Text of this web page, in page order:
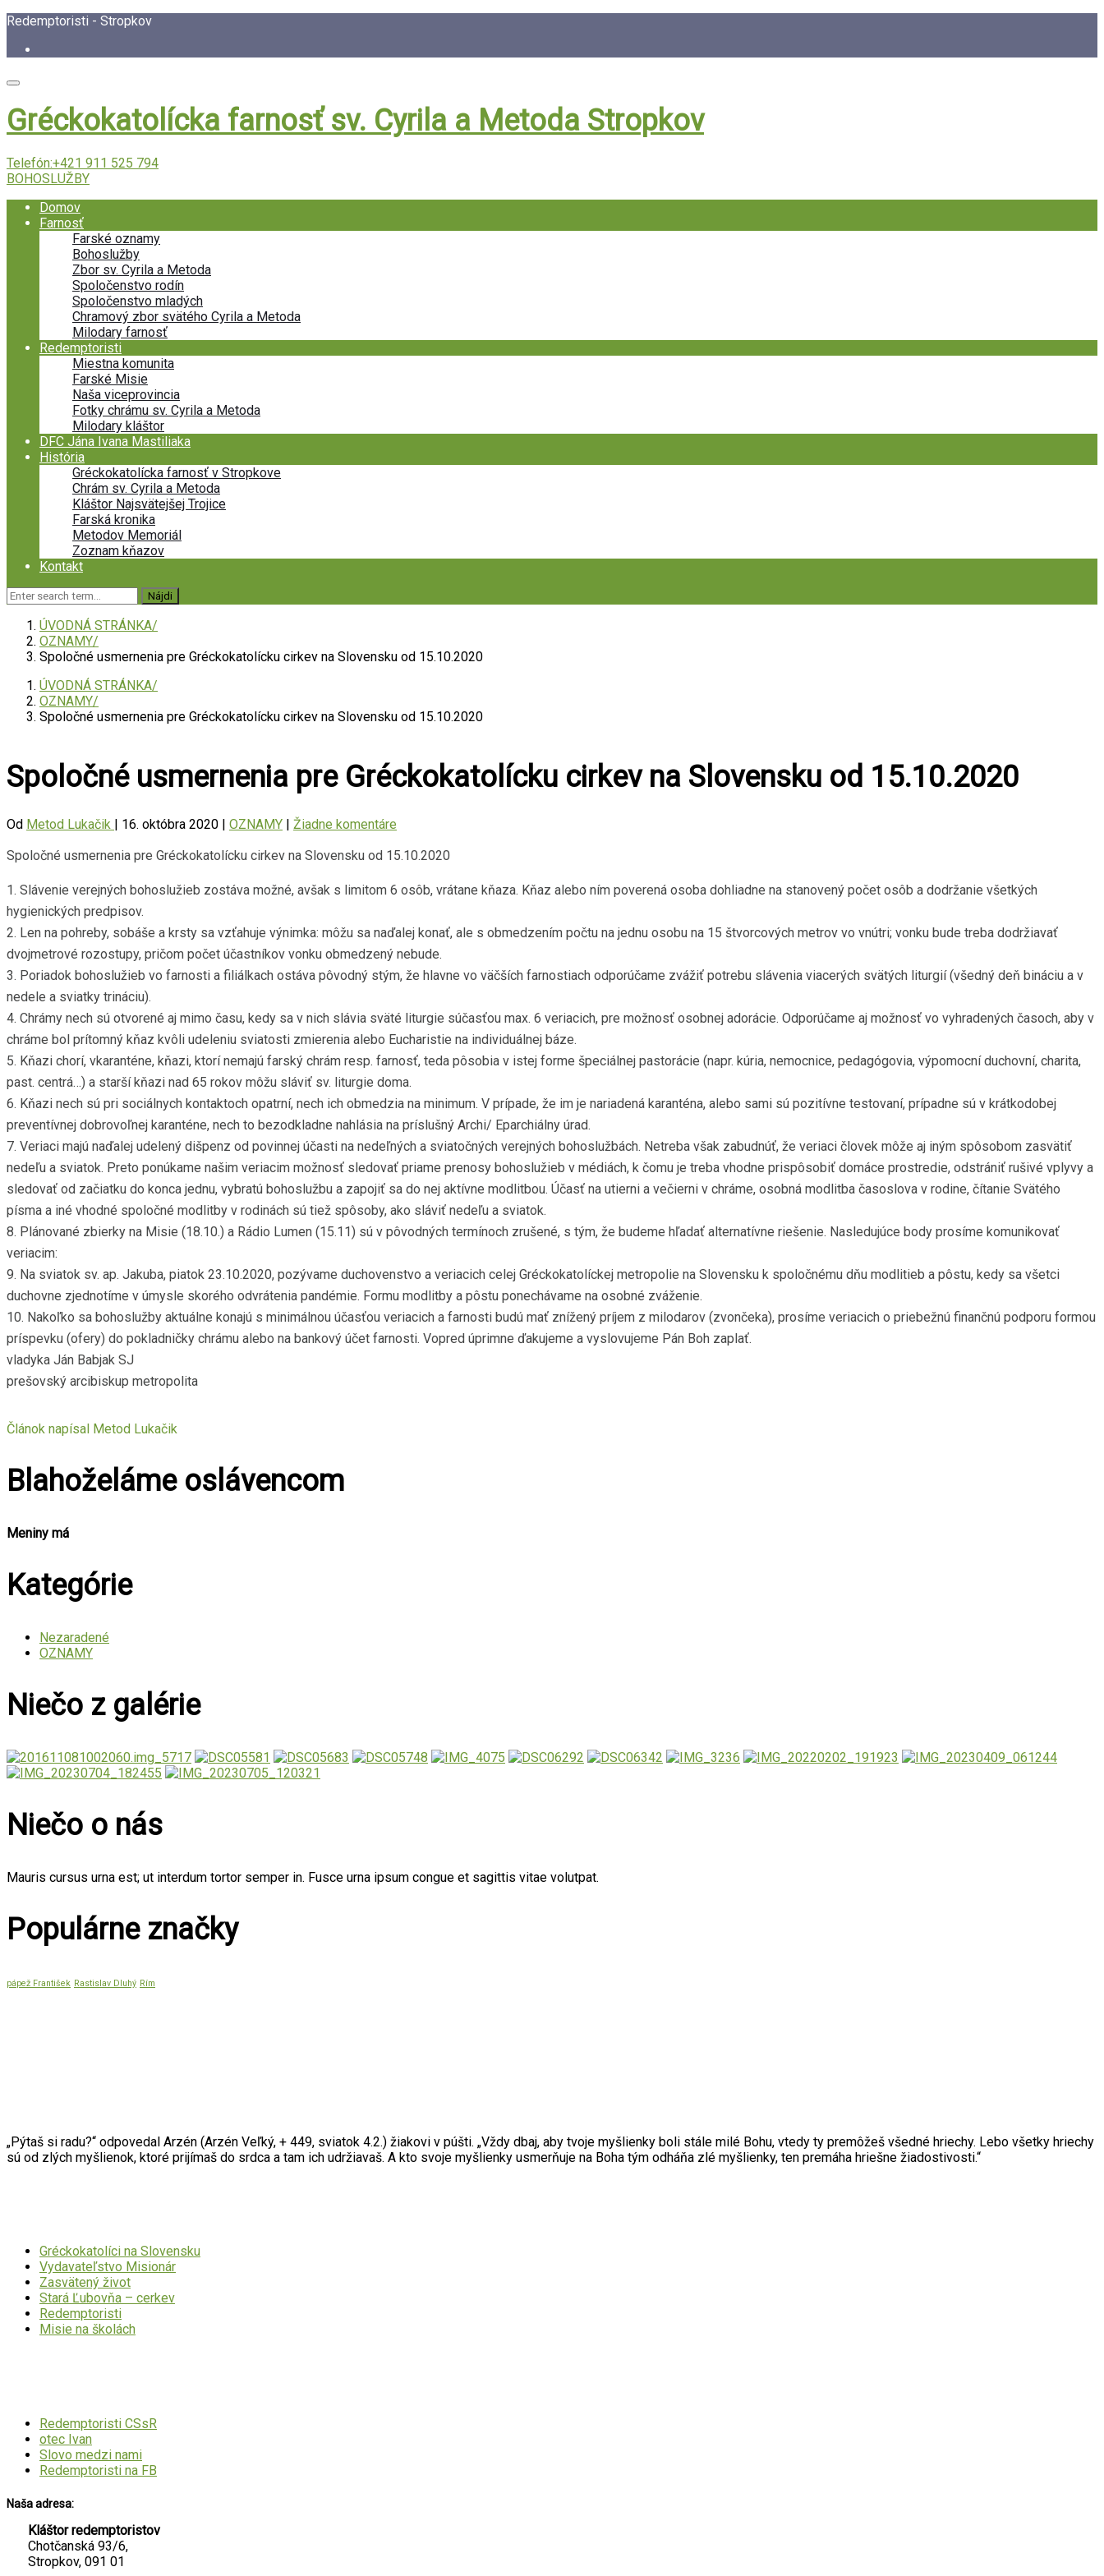
Redemptoristi - Stropkov
Gréckokatolícka farnosť sv. Cyrila a Metoda Stropkov
Telefón:+421 911 525 794
BOHOSLUŽBY
Domov
Farnosť
Farské oznamy
Bohoslužby
Zbor sv. Cyrila a Metoda
Spoločenstvo rodín
Spoločenstvo mladých
Chramový zbor svätého Cyrila a Metoda
Milodary farnosť
Redemptoristi
Miestna komunita
Farské Misie
Naša viceprovincia
Fotky chrámu sv. Cyrila a Metoda
Milodary kláštor
DFC Jána Ivana Mastiliaka
História
Gréckokatolícka farnosť v Stropkove
Chrám sv. Cyrila a Metoda
Kláštor Najsvätejšej Trojice
Farská kronika
Metodov Memoriál
Zoznam kňazov
Kontakt
ÚVODNÁ STRÁNKA
OZNAMY
Spoločné usmernenia pre Gréckokatolícku cirkev na Slovensku od 15.10.2020
ÚVODNÁ STRÁNKA
OZNAMY
Spoločné usmernenia pre Gréckokatolícku cirkev na Slovensku od 15.10.2020
Spoločné usmernenia pre Gréckokatolícku cirkev na Slovensku od 15.10.2020
Od Metod Lukačik | 16. októbra 2020 | OZNAMY | Žiadne komentáre
Spoločné usmernenia pre Gréckokatolícku cirkev na Slovensku od 15.10.2020
1. Slávenie verejných bohoslužieb zostáva možné, avšak s limitom 6 osôb, vrátane kňaza. Kňaz alebo ním poverená osoba dohliadne na stanovený počet osôb a dodržanie všetkých
hygienických predpisov.
2. Len na pohreby, sobáše a krsty sa vzťahuje výnimka: môžu sa naďalej konať, ale s obmedzením počtu na jednu osobu na 15 štvorcových metrov vo vnútri; vonku bude treba dodržiavať
dvojmetrové rozostupy, pričom počet účastníkov vonku obmedzený nebude.
3. Poriadok bohoslužieb vo farnosti a filiálkach ostáva pôvodný stým, že hlavne vo väčších farnostiach odporúčame zvážiť potrebu slávenia viacerých svätých liturgií (všedný deň bináciu a v
nedele a sviatky trináciu).
4. Chrámy nech sú otvorené aj mimo času, kedy sa v nich slávia sväté liturgie súčasťou max. 6 veriacich, pre možnosť osobnej adorácie. Odporúčame aj možnosť vo vyhradených časoch, aby v
chráme bol prítomný kňaz kvôli udeleniu sviatosti zmierenia alebo Eucharistie na individuálnej báze.
5. Kňazi chorí, vkaranténe, kňazi, ktorí nemajú farský chrám resp. farnosť, teda pôsobia v istej forme špeciálnej pastorácie (napr. kúria, nemocnice, pedagógovia, výpomocní duchovní, charita,
past. centrá…) a starší kňazi nad 65 rokov môžu sláviť sv. liturgie doma.
6. Kňazi nech sú pri sociálnych kontaktoch opatrní, nech ich obmedzia na minimum. V prípade, že im je nariadená karanténa, alebo sami sú pozitívne testovaní, prípadne sú v krátkodobej
preventívnej dobrovoľnej karanténe, nech to bezodkladne nahlásia na príslušný Archi/ Eparchiálny úrad.
7. Veriaci majú naďalej udelený dišpenz od povinnej účasti na nedeľných a sviatočných verejných bohoslužbách. Netreba však zabudnúť, že veriaci človek môže aj iným spôsobom zasvätiť
nedeľu a sviatok. Preto ponúkame našim veriacim možnosť sledovať priame prenosy bohoslužieb v médiách, k čomu je treba vhodne prispôsobiť domáce prostredie, odstrániť rušivé vplyvy a
sledovať od začiatku do konca jednu, vybratú bohoslužbu a zapojiť sa do nej aktívne modlitbou. Účasť na utierni a večierni v chráme, osobná modlitba časoslova v rodine, čítanie Svätého
písma a iné vhodné spoločné modlitby v rodinách sú tiež spôsoby, ako sláviť nedeľu a sviatok.
8. Plánované zbierky na Misie (18.10.) a Rádio Lumen (15.11) sú v pôvodných termínoch zrušené, s tým, že budeme hľadať alternatívne riešenie. Nasledujúce body prosíme komunikovať
veriacim:
9. Na sviatok sv. ap. Jakuba, piatok 23.10.2020, pozývame duchovenstvo a veriacich celej Gréckokatolíckej metropolie na Slovensku k spoločnému dňu modlitieb a pôstu, kedy sa všetci
duchovne zjednotíme v úmysle skorého odvrátenia pandémie. Formu modlitby a pôstu ponechávame na osobné zváženie.
10. Nakoľko sa bohoslužby aktuálne konajú s minimálnou účasťou veriacich a farnosti budú mať znížený príjem z milodarov (zvončeka), prosíme veriacich o priebežnú finančnú podporu formou
príspevku (ofery) do pokladničky chrámu alebo na bankový účet farnosti. Vopred úprimne ďakujeme a vyslovujeme Pán Boh zaplať.
vladyka Ján Babjak SJ
prešovský arcibiskup metropolita
Článok napísal Metod Lukačik
Blahoželáme oslávencom
Meniny má
Kategórie
Nezaradené
OZNAMY
Niečo z galérie
Niečo o nás
Mauris cursus urna est; ut interdum tortor semper in. Fusce urna ipsum congue et sagittis vitae volutpat.
Populárne značky
pápež František Rastislav Dluhý Rím
„Pýtaš si radu?“ odpovedal Arzén (Arzén Veľký, + 449, sviatok 4.2.) žiakovi v púšti. „Vždy dbaj, aby tvoje myšlienky boli stále milé Bohu, vtedy ty premôžeš všedné hriechy. Lebo všetky hriechy
sú od zlých myšlienok, ktoré prijímaš do srdca a tam ich udržiavaš. A kto svoje myšlienky usmerňuje na Boha tým odháňa zlé myšlienky, ten premáha hriešne žiadostivosti.“
Gréckokatolíci na Slovensku
Vydavateľstvo Misionár
Zasvätený život
Stará Ľubovňa – cerkev
Redemptoristi
Misie na školách
Redemptoristi CSsR
otec Ivan
Slovo medzi nami
Redemptoristi na FB
Naša adresa:
Kláštor redemptoristov
Chotčanská 93/6,
Stropkov, 091 01